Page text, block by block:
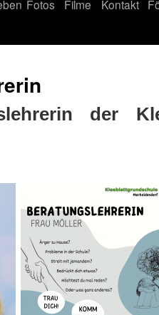
Fotos Filme Kontakt
der